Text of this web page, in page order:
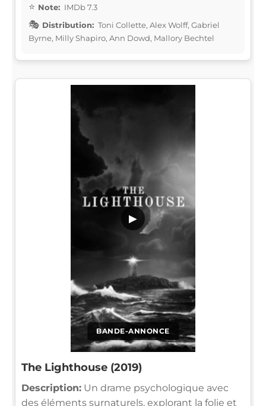
Note: IMDb 7.3
Distribution: Toni Collette, Alex Wolff, Gabriel
Byrne, Milly Shapiro, Ann Dowd, Mallory Bechtel
BANDE-ANNONCE
▶
The Lighthouse (2019)
Description: Un drame psychologique avec
des éléments surnaturels, explorant la folie et